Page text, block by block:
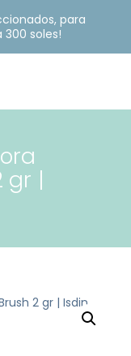
para
soles!
gr |